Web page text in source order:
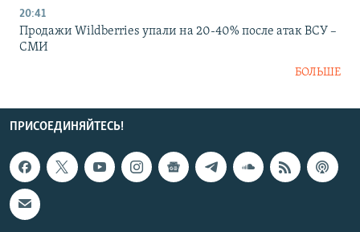
20:41
Продажи Wildberries упали на 20-40% после атак ВСУ –
СМИ
БОЛЬШЕ
ПРИСОЕДИНЯЙТЕСЬ!